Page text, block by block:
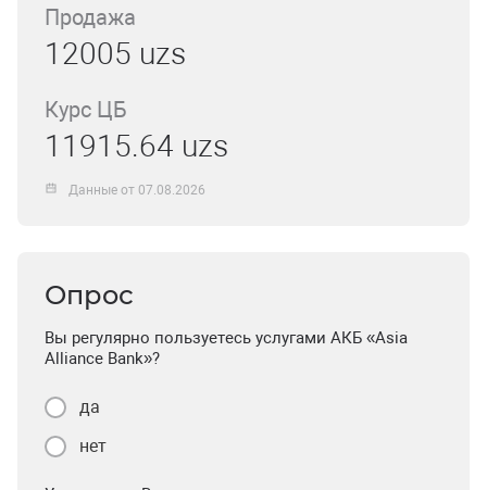
Продажа
12005 uzs
Курс ЦБ
11915.64 uzs
Данные от 07.08.2026
Опрос
Вы регулярно пользуетесь услугами АКБ «Asia
Alliance Bank»?
да
нет